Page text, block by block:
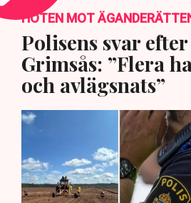
HOTEN MOT
Polisens svar
Grimsås: ”Flera
och avlägsnats”